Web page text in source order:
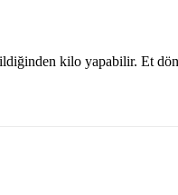
kilo yapabilir. Et